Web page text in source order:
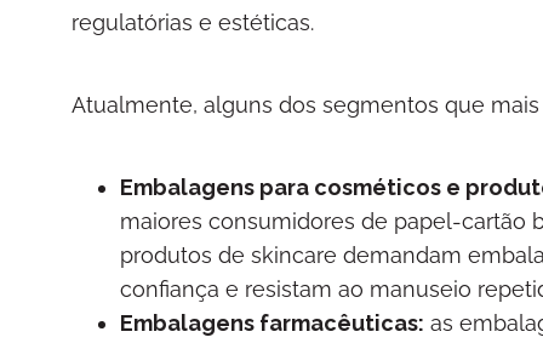
regulatórias e estéticas.
Atualmente, alguns dos segmentos que
Embalagens para cosméticos e
maiores consumidores de papel-cartão
produtos de skincare demandam
confiança e resistam ao manuseio
Embalagens farmacêuticas: as